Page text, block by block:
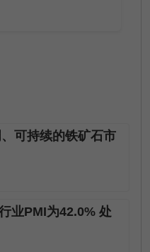
可持续的铁矿石市
业PMI为42.0% 处